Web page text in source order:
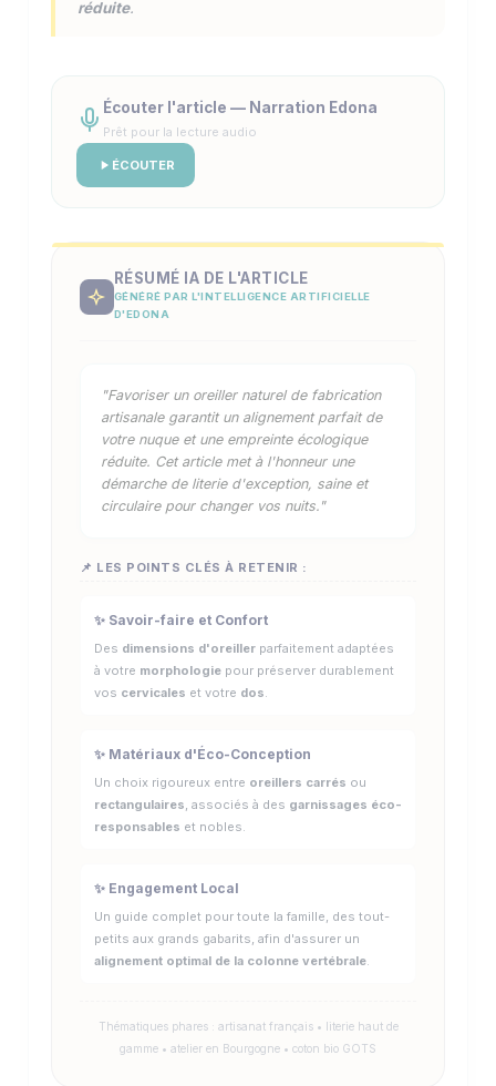
réduite.
Écouter l'article — Narration Edona
Prêt pour la lecture audio
ÉCOUTER
RÉSUMÉ IA DE L'ARTICLE
GÉNÉRÉ PAR L'INTELLIGENCE ARTIFICIELLE
D'EDONA
"Favoriser un oreiller naturel de fabrication
artisanale garantit un alignement parfait de
votre nuque et une empreinte écologique
réduite. Cet article met à l'honneur une
démarche de literie d'exception, saine et
circulaire pour changer vos nuits."
📌 LES POINTS CLÉS À RETENIR :
✨ Savoir-faire et Confort
Des dimensions d'oreiller parfaitement adaptées
à votre morphologie pour préserver durablement
vos cervicales et votre dos.
✨ Matériaux d'Éco-Conception
Un choix rigoureux entre oreillers carrés ou
rectangulaires, associés à des garnissages éco-
responsables et nobles.
✨ Engagement Local
Un guide complet pour toute la famille, des tout-
petits aux grands gabarits, afin d'assurer un
alignement optimal de la colonne vertébrale.
Thématiques phares : artisanat français • literie haut de
gamme • atelier en Bourgogne • coton bio GOTS